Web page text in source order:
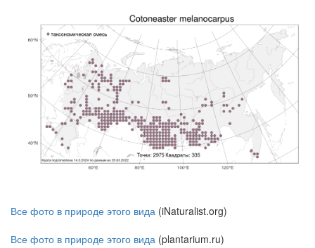
Все фото в природе этого вида (iNaturalist.org)
Все фото в природе этого вида (plantarium.ru)